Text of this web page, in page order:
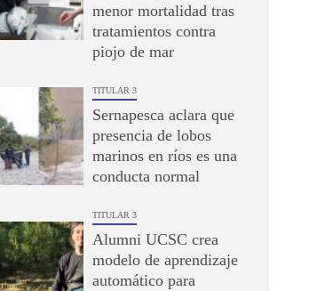
menor mortalidad tras
tratamientos contra
piojo de mar
TITULAR 3
Sernapesca aclara que
presencia de lobos
marinos en ríos es una
conducta normal
TITULAR 3
Alumni UCSC crea
modelo de aprendizaje
automático para